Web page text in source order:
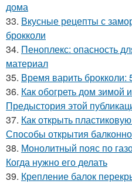
дома
33. Вкусные рецепты с
брокколи
34. Пеноплекс: опасность
материал
35. Время варить
36. Как обогреть дом зимой
Предыстория этой
37. Как открыть
Способы открытия
38. Монолитный пояс по
Когда нужно его делать
39. Крепление балок